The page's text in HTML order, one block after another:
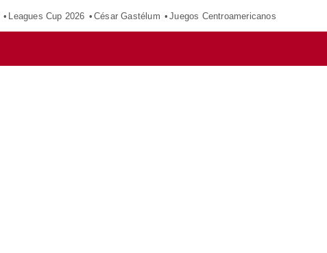
Leagues Cup 2026 César Gastélum Juegos Centroamericanos